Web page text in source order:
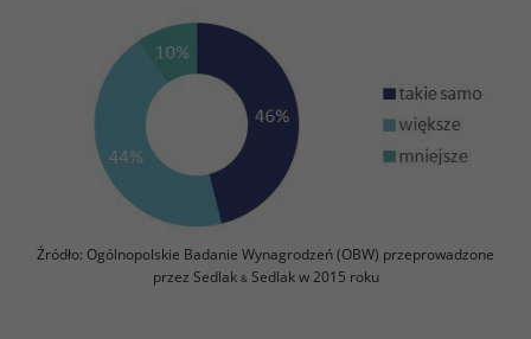
Źródło: Ogólnopolskie Badanie Wynagrodzeń (OBW) przeprowadzone
przez Sedlak &Sedlak w 2015 roku